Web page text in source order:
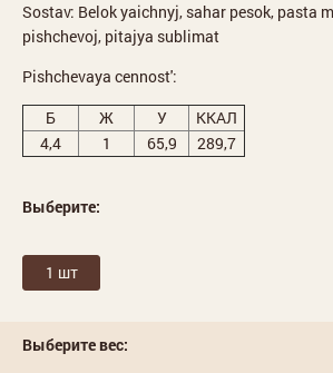
Sostav: Belok yaichnyj, sahar pesok, pasta
pishchevoj, pitajya sublimat
Pishchevaya cennost':
Б
Ж У
ККАЛ
4,4
1 65,9 289,7
Выберите:
1 шт
Выберите вес: